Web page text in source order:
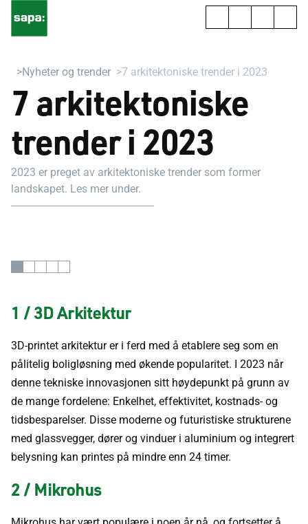
Nyheter og trender 7 arkitektoniske trender i 2023
7 arkitektoniske
trender i 2023
2023 er preget av arkitektoniske trender som former
landskapet. Les mer under.
1 / 3D Arkitektur
3D-printet arkitektur er i ferd med å etablere seg som en
pålitelig boligløsning med økende popularitet. I 2023 når
denne tekniske innovasjonen sitt høydepunkt på grunn av
de mange fordelene: Enkelhet, effektivitet, kostnads- og
tidsbesparelser. Disse moderne og futuristiske strukturene
med glassvegger, dører og vinduer i aluminium og integrert
belysning kan printes på mindre enn 24 timer.
2 / Mikrohus